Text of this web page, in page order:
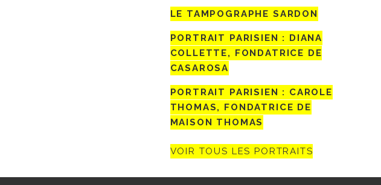
LE TAMPOGRAPHE SARDON
PORTRAIT PARISIEN : DIANA
COLLETTE, FONDATRICE DE
CASAROSA
PORTRAIT PARISIEN : CAROLE
THOMAS, FONDATRICE DE
MAISON THOMAS
VOIR TOUS LES PORTRAITS